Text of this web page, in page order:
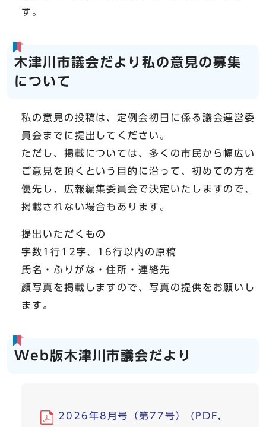
す。
木津川市議会だより私の意見の募集
について
私の意見の投稿は、定例会初日に係る議会運営委
員会までに提出してください。
ただし、掲載については、多くの市民から幅広い
ご意見を頂くという目的に沿って、初めての方を
優先し、広報編集委員会で決定いたしますので、
掲載されない場合もあります。
提出いただくもの
字数1行12字、16行以内の原稿
氏名・ふりがな・住所・連絡先
顔写真を掲載しますので、写真の提供をお願いし
ます。
Web版木津川市議会だより
2026年8月号（第77号） (PDF,